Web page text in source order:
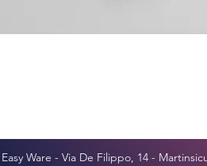
Ware - Via De Filippo, 14 -